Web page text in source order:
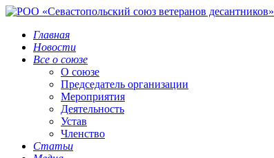
Главная
Новости
Все о союзе
О союзе
Председатель организации
Мероприятия
Деятельность
Устав
Членство
Статьи